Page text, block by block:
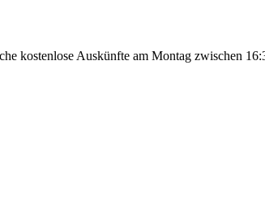
kostenlose Auskünfte am Montag zwischen